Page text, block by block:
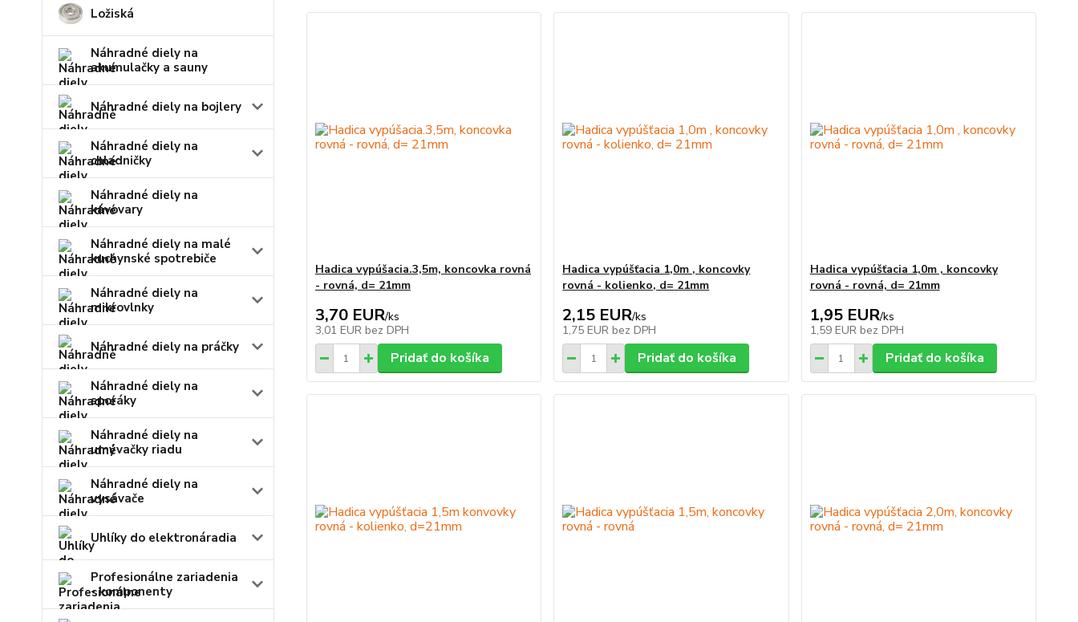
Ložiská
Náhradné diely na
akumulačky a sauny
Náhradné diely na bojlery
Náhradné diely na
chladničky
Náhradné diely na
kávovary
Náhradné diely na malé
kuchynské spotrebiče
Náhradné diely na
mikrovlnky
Náhradné diely na práčky
Náhradné diely na
sporáky
Náhradné diely na
umývačky riadu
Náhradné diely na
vysávače
Uhlíky do elektronáradia
Profesionálne zariadenia
- komponenty
Hadica vypúšacia.3,5m, koncovka rovná
- rovná, d= 21mm
3,70 EUR/ks
3,01 EUR bez DPH
Pridať do košíka
Hadica vypúšťacia 1,0m , koncovky
rovná - kolienko, d= 21mm
2,15 EUR/ks
1,75 EUR bez DPH
Pridať do košíka
Hadica vypúšťacia 1,0m , koncovky
rovná - rovná, d= 21mm
1,95 EUR/ks
1,59 EUR bez DPH
Pridať do košíka